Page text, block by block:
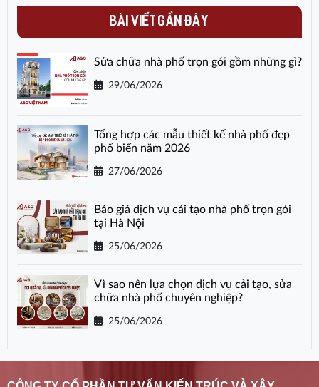
BÀI VIẾT GẦN ĐÂY
Sửa chữa nhà phố trọn gói gồm những gì?
29/06/2026
Tổng hợp các mẫu thiết kế nhà phố đẹp
phổ biến năm 2026
27/06/2026
Báo giá dịch vụ cải tạo nhà phố trọn gói
tại Hà Nội
25/06/2026
Vì sao nên lựa chọn dịch vụ cải tạo, sửa
chữa nhà phố chuyên nghiệp?
25/06/2026